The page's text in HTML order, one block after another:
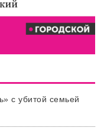
с убитой семьей